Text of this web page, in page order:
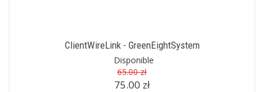
ClientWireLink - GreenEightSystem
Disponible
65.00 zł
75.00 zł